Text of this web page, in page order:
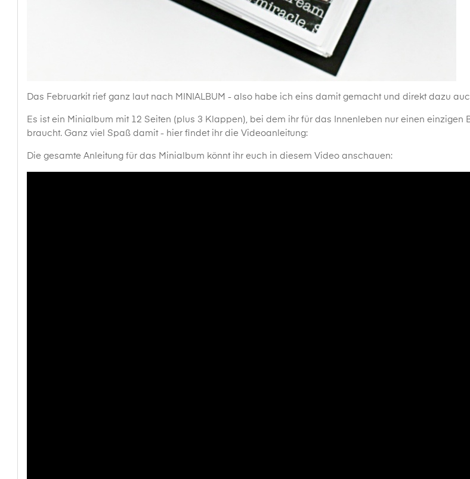
Das Februarkit rief ganz laut nach MINIALBUM - also habe ich eins damit gemacht und direkt dazu
Es ist ein Minialbum mit 12 Seiten (plus 3 Klappen), bei dem ihr für das Innenleben nur einen einzigen
braucht. Ganz viel Spaß damit - hier findet ihr die Videoanleitung:
Die gesamte Anleitung für das Minialbum könnt ihr euch in diesem Video anschauen: